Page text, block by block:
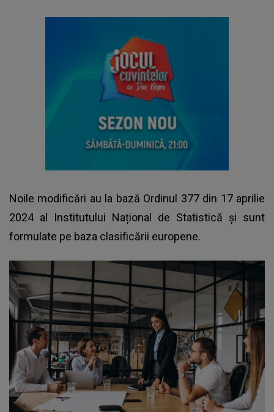
Noile modificări au la bază Ordinul 377 din 17 aprilie
2024 al Institutului Național de Statistică și sunt
formulate pe baza clasificării europene.